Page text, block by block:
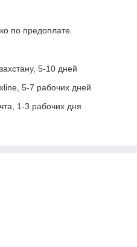
по предоплате.
5-10 дней
5-7 рабочих дней
1-3 рабочих дня